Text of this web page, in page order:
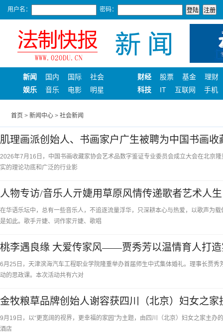
用户名： 密码：
新闻 国内 国际
社会
娱乐
音乐 电影 明星
财经 股票 基金
理财
科技
IT 互联网 手机
首页 > 新闻中心 > 社会新闻
肌理画派创始人、书画家户广生被聘为中国书画
员
2026年7月16日，中国书画收藏家协会艺术品数字鉴证专业委员会成立大会在北京
实的理论功底和广泛的行业影
人物专访/音乐人亓婕用草原风情传递歌者艺术人生
在华语乐坛中，总有一些音乐人，不追逐流量浮华，只深耕本心与热爱，以歌声为
是如此。歌手亓婕、词作家亓婕、歌唱
桃李遇良缘 大爱传家风——贾秀芳以温情育人打造
6月25日，天津滨海汽车工程职业学院隆重举办首届师生中式集体婚礼。理事长贾
动的思政课。本次活动共有六对
金牧粮草品牌创始人谢容获四川（北京）妇女之家
9月19日，以“更宽阔的视界，更幸福的家园”为主题，由四川（北京）妇女之家主办
酒店